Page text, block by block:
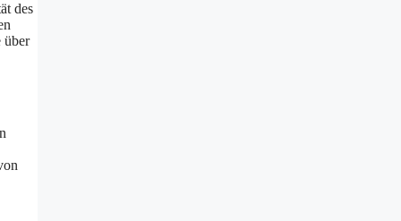
des
über